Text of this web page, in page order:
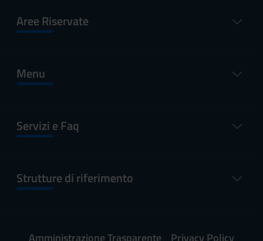
Aree Riservate
Menu
Servizi e Faq
Strutture di riferimento
Amministrazione Trasparente Privacy Policy